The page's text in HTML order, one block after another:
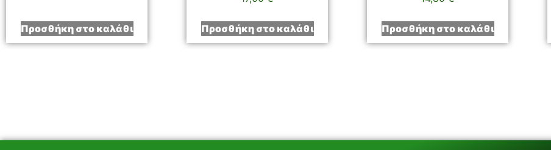
Προσθήκη στο καλάθι Προσθήκη στο καλάθι Προσθήκη στο καλάθι